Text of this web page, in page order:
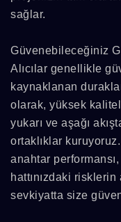
sağlar.
Güvenebileceğiniz
Alıcılar genellikle
kaynaklanan
olarak, yüksek
yukarı ve aşağı
ortaklıklar
anahtar
hattınızdaki
sevkiyatta size